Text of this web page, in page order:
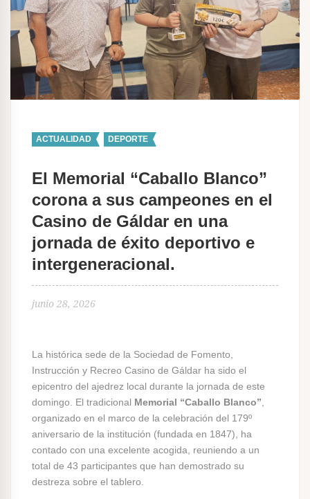
ACTUALIDAD DEPORTE
El Memorial “Caballo Blanco”
corona a sus campeones en el
Casino de Gáldar en una
jornada de éxito deportivo e
intergeneracional.
junio 28, 2026
La histórica sede de la Sociedad de Fomento,
Instrucción y Recreo Casino de Gáldar ha sido el
epicentro del ajedrez local durante la jornada de este
domingo. El tradicional Memorial “Caballo Blanco”
organizado en el marco de la celebración del 179º
aniversario de la institución (fundada en 1847), ha
contado con una excelente acogida, reuniendo a un
total de 43 participantes que han demostrado su
destreza sobre el tablero.